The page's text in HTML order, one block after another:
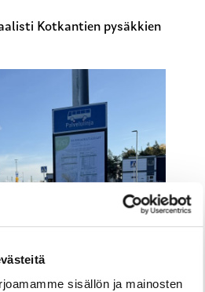
sisällön ja mainosten
Kotkantien pysäkkien